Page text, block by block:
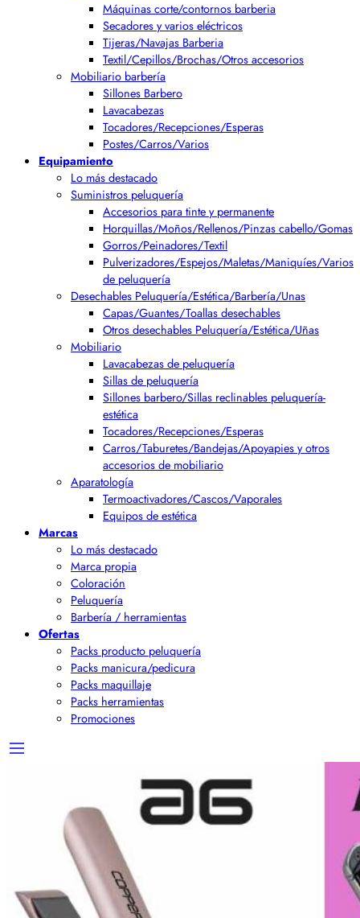
Máquinas corte/contornos barberia
Secadores y varios eléctricos
Tijeras/Navajas Barberia
Textil/Cepillos/Brochas/Otros accesorios
Mobiliario barbería
Sillones Barbero
Lavacabezas
Tocadores/Recepciones/Esperas
Postes/Carros/Varios
Equipamiento
Lo más destacado
Suministros peluquería
Accesorios para tinte y permanente
Horquillas/Moños/Rellenos/Pinzas cabello/Gomas
Gorros/Peinadores/Textil
Pulverizadores/Espejos/Maletas/Maniquíes/Varios
de peluquería
Desechables Peluquería/Estética/Barbería/Unas
Capas/Guantes/Toallas desechables
Otros desechables Peluquería/Estética/Uñas
Mobiliario
Lavacabezas de peluquería
Sillas de peluquería
Sillones barbero/Sillas reclinables peluquería-
estética
Tocadores/Recepciones/Esperas
Carros/Taburetes/Bandejas/Apoyapies y otros
accesorios de mobiliario
Aparatología
Termoactivadores/Cascos/Vaporales
Equipos de estética
Marcas
Lo más destacado
Marca propia
Coloración
Peluquería
Barbería / herramientas
Ofertas
Packs producto peluquería
Packs manicura/pedicura
Packs maquillaje
Packs herramientas
Promociones